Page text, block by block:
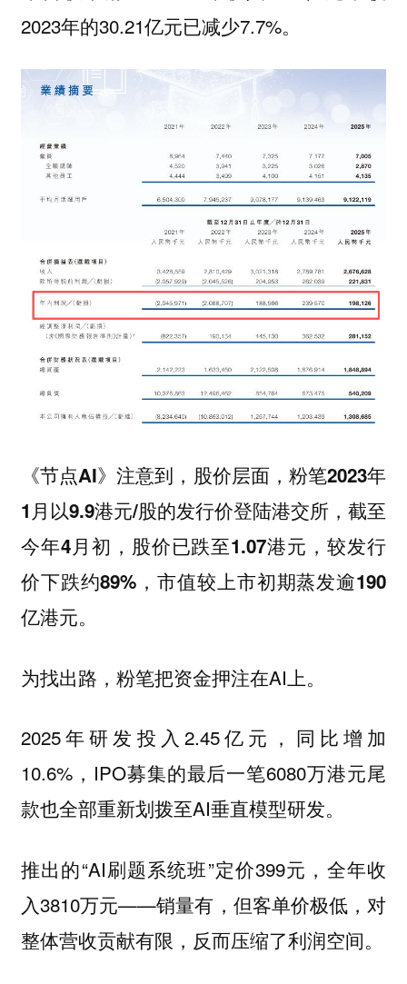
2023年的30.21亿元已减少7.7%。
《节点AI》注意到，股价层面，粉笔2023年
1月以9.9港元/股的发行价登陆港交所，截至
今年4月初，股价已跌至1.07港元，较发行
价下跌约89%，市值较上市初期蒸发逾190
亿港元。
为找出路，粉笔把资金押注在AI上。
2025年研发投入2.45亿元，同比增加
10.6%，IPO募集的最后一笔6080万港元尾
款也全部重新划拨至AI垂直模型研发。
推出的“AI刷题系统班”定价399元，全年收
入3810万元——销量有，但客单价极低，对
整体营收贡献有限，反而压缩了利润空间。